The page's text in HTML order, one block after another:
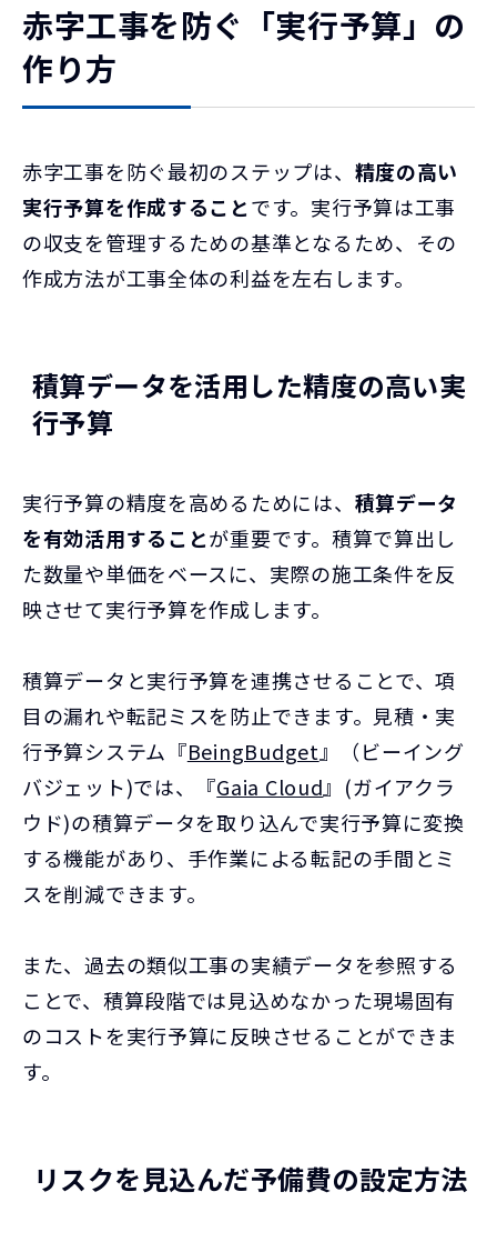
赤字工事を防ぐ「実行予算」の
作り方
赤字工事を防ぐ最初のステップは、 精度の高い
実行予算を作成することです。実行予算は工事
の収支を管理するための基準となるため、その
作成方法が工事全体の利益を左右します。
積算データを活用した精度の高い実
行予算
実行予算の精度を高めるためには、 積算データ
を有効活用することが重要です。積算で算出し
た数量や単価をベースに、実際の施工条件を反
映させて実行予算を作成します。
積算データと実行予算を連携させることで、項
目の漏れや転記ミスを防止できます。見積・実
行予算システム『BeingBudget 』（ビーイング
バジェット)では、『Gaia Cloud』(ガイアクラ
ウド)の積算データを取り込んで実行予算に変換
する機能があり、手作業による転記の手間とミ
スを削減できます。
また、過去の類似工事の実績データを参照する
ことで、積算段階では見込めなかった現場固有
のコストを実行予算に反映させることができま
す。
リスクを見込んだ予備費の設定方法